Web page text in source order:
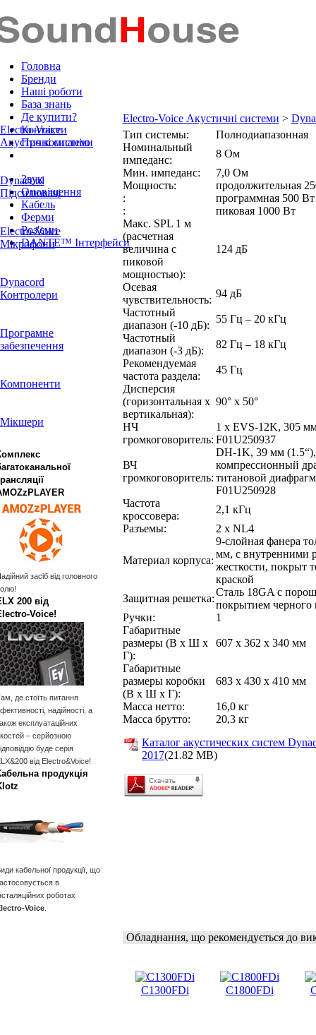
Головна
Бренди
Наші роботи
База знань
Де купити?
Контакти
Про компанію
Звук
Оповіщення
Кабель
Ферми
Роз'єми
DANTE™ Інтерфейси
Electro-Voice
Акустичні системи
Dynacord
Підсилювачі
Electro-Voice
Мікрофони
Dynacord
Контролери
Програмне
забезпечення
Компоненти
Мікшери
засіб від головного
200 від
де стоїть питання
надійності, а
експлуатаційних
– серйозною
буде серія
від Electro&Voice!
продукція
кабельної продукції, що
в
роботах
Voice
Electro-Voice Акустичні системи >
Тип системы:
Полнодиапазонная
Номинальный
импеданс:
8 Ом
Мин. импеданс:
7,0 Ом
Мощность:
продолжительная
:
программная 500 Вт
:
пиковая 1000 Вт
Макс. SPL 1 м
(расчетная
величина с
пиковой
мощностью):
124 дБ
Осевая
чувствительность:
94 дБ
Частотный
диапазон (-10 дБ):
55 Гц – 20 кГц
Частотный
диапазон (-3 дБ):
82 Гц – 18 кГц
Рекомендуемая
частота раздела:
45 Гц
Дисперсия
(горизонтальная х
вертикальная):
90° x 50°
НЧ
громкоговоритель:
1 x EVS-12K, 305
F01U250937
ВЧ
громкоговоритель:
DH-1K, 39 мм (1.5“),
компрессионный
титановой
F01U250928
Частота
кроссовера:
2,1 кГц
Разъемы:
2 x NL4
Материал корпуса:
9-слойная фанера
мм, с внутренними
жесткости, покрыт
краской
Защитная решетка:
Сталь 18GA с
покрытием черного
Ручки:
1
Габаритные
размеры (В x Ш x
Г):
607 x 362 x 340 мм
Габаритные
размеры коробки
(В x Ш x Г):
683 x 430 x 410 мм
Масса нетто:
16,0 кг
Масса брутто:
20,3 кг
Каталог акустических систем
2017(21.82 MB)
Обладнання, що рекомендується до
C1300FDi C1800FDi